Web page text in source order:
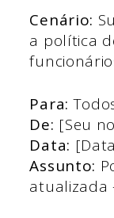
Cenário:
a política
Para:
De: [Seu
Data:
Assunto:
atualizada